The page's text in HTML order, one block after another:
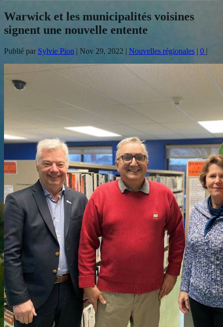
Warwick et les municipalités voisines
signent une nouvelle entente
Publié par Sylvie Pion | Nov 29, 2022 | Nouvelles régionales | 0 |